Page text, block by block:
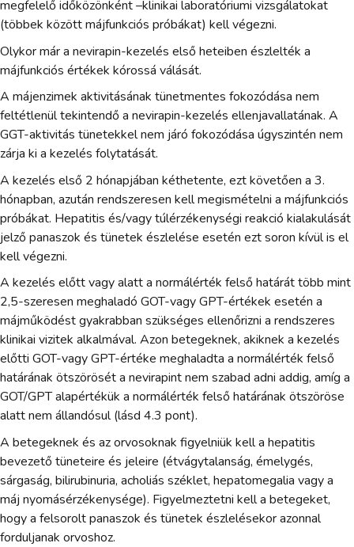
megfelelő időközönként –klinikai laboratóriumi vizsgálatokat
(többek között májfunkciós próbákat) kell végezni.
Olykor már a nevirapin-kezelés első heteiben észlelték a
májfunkciós értékek kórossá válását.
A májenzimek aktivitásának tünetmentes fokozódása nem
feltétlenül tekintendő a nevirapin-kezelés ellenjavallatának. A
GGT-aktivitás tünetekkel nem járó fokozódása úgyszintén nem
zárja ki a kezelés folytatását.
A kezelés első 2 hónapjában kéthetente, ezt követően a 3.
hónapban, azután rendszeresen kell megismételni a májfunkciós
próbákat. Hepatitis és/vagy túlérzékenységi reakció kialakulását
jelző panaszok és tünetek észlelése esetén ezt soron kívül is el
kell végezni.
A kezelés előtt vagy alatt a normálérték felső határát több mint
2,5-szeresen meghaladó GOT-vagy GPT-értékek esetén a
májműködést gyakrabban szükséges ellenőrizni a rendszeres
klinikai vizitek alkalmával. Azon betegeknek, akiknek a kezelés
előtti GOT-vagy GPT-értéke meghaladta a normálérték felső
határának ötszörösét a nevirapint nem szabad adni addig, amíg a
GOT/GPT alapértékük a normálérték felső határának ötszöröse
alatt nem állandósul (lásd 4.3 pont).
A betegeknek és az orvosoknak figyelniük kell a hepatitis
bevezető tüneteire és jeleire (étvágytalanság, émelygés,
sárgaság, bilirubinuria, acholiás széklet, hepatomegalia vagy a
máj nyomásérzékenysége). Figyelmeztetni kell a betegeket,
hogy a felsorolt panaszok és tünetek észlelésekor azonnal
forduljanak orvoshoz.